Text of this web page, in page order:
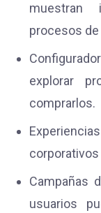
muestran
procesos
explorar
comprarlos.
Campañas
usuarios